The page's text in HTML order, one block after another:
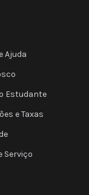
Ajuda
Estudante
e Taxas
Serviço